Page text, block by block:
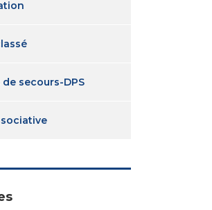
de secours-DPS